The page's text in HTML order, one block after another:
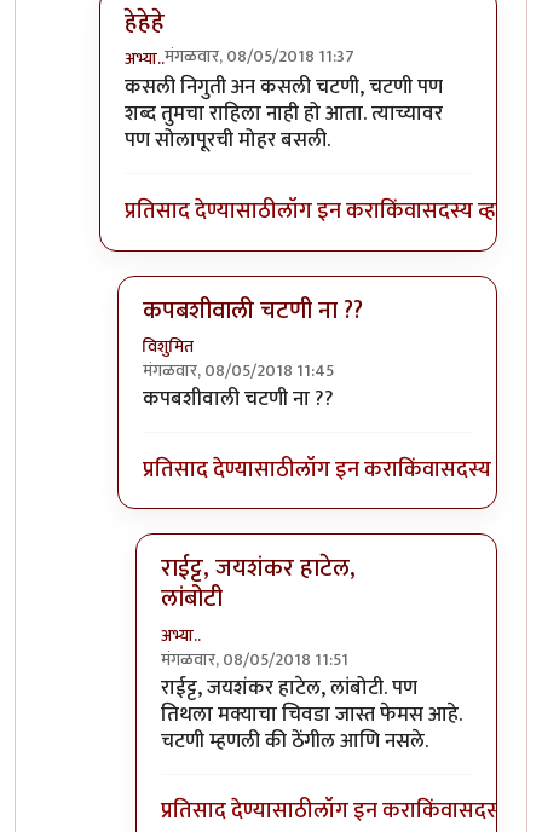
हेहेहे
अभ्या..मंगळवार, 08/05/2018 11:37
In reply to+१byसस्नेह
कसली निगुती अन कसली चटणी, चटणी पण
शब्द तुमचा राहिला नाही हो आता. त्याच्यावर
पण सोलापूरची मोहर बसली.
प्रतिसाद देण्यासाठीलॉग इन कराकिंवासदस्य व्हा
कपबशीवाली चटणी ना ??
विशुमित
मंगळवार, 08/05/2018 11:45
In reply toहेहेहेbyअभ्या..
कपबशीवाली चटणी ना ??
प्रतिसाद देण्यासाठीलॉग इन कराकिंवासदस्य व्हा
राईट्ट, जयशंकर हाटेल,
लांबोटी
अभ्या..
मंगळवार, 08/05/2018 11:51
In reply toकपबशीवाली चटणी ना ??
राईट्ट, जयशंकर हाटेल, लांबोटी. पण
तिथला मक्याचा चिवडा जास्त फेमस आहे.
चटणी म्हणली की ठेंगील आणि नसले.
प्रतिसाद देण्यासाठीलॉग इन कराकिंवासदस्य व्हा